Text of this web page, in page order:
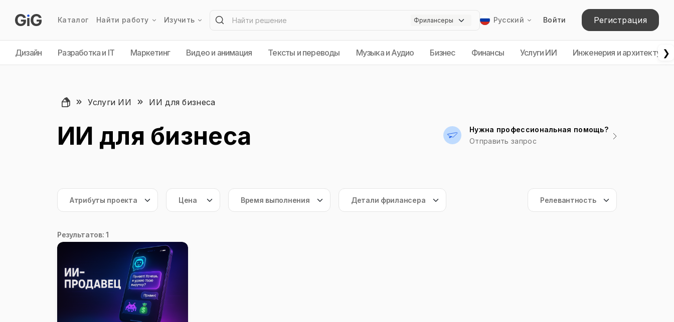
Каталог Найти работу Изучить Русский Войти Регистрация
Дизайн Разработка и IT Маркетинг Видео и анимация Тексты и переводы Музыка и Аудио Бизнес Финансы Услуги ИИ Инженерия и архитектура
❯
Услуги ИИ ИИ для бизнеса
ИИ для бизнеса
Нужна профессиональная помощь?
Отправить запрос
Результатов: 1